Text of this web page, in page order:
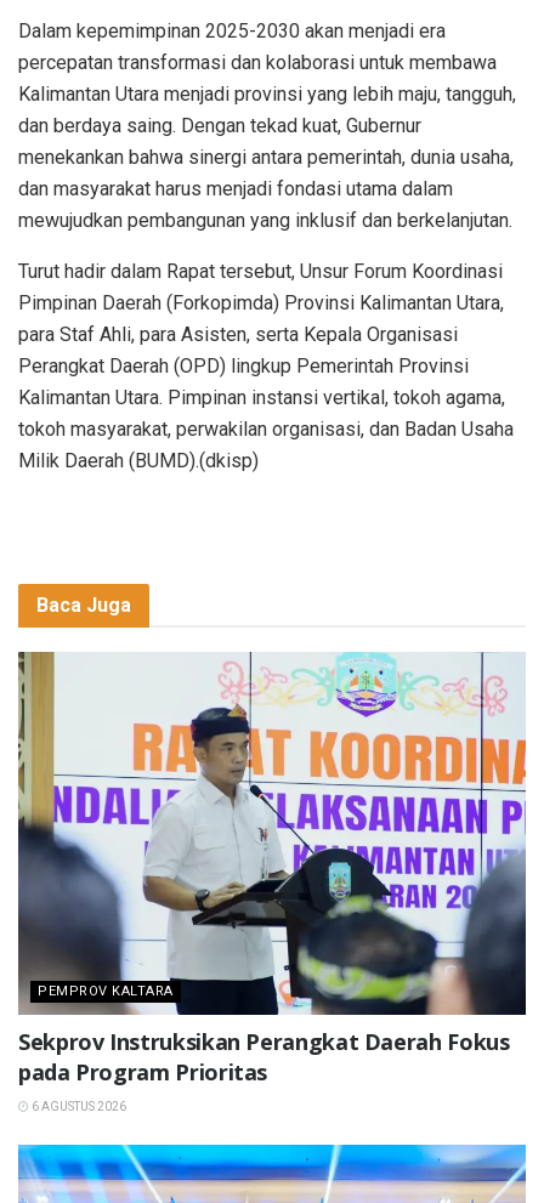
Dalam kepemimpinan 2025-2030 akan menjadi era
percepatan transformasi dan kolaborasi untuk membawa
Kalimantan Utara menjadi provinsi yang lebih maju, tangguh,
dan berdaya saing. Dengan tekad kuat, Gubernur
menekankan bahwa sinergi antara pemerintah, dunia usaha,
dan masyarakat harus menjadi fondasi utama dalam
mewujudkan pembangunan yang inklusif dan berkelanjutan.
Turut hadir dalam Rapat tersebut, Unsur Forum Koordinasi
Pimpinan Daerah (Forkopimda) Provinsi Kalimantan Utara,
para Staf Ahli, para Asisten, serta Kepala Organisasi
Perangkat Daerah (OPD) lingkup Pemerintah Provinsi
Kalimantan Utara. Pimpinan instansi vertikal, tokoh agama,
tokoh masyarakat, perwakilan organisasi, dan Badan Usaha
Milik Daerah (BUMD).(dkisp)
Baca Juga
PEMPROV KALTARA
Sekprov Instruksikan Perangkat Daerah Fokus
pada Program Prioritas
6 AGUSTUS 2026